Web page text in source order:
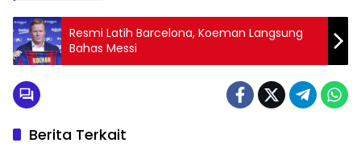
Resmi Latih Barcelona, Koeman Langsung
Bahas Messi
Berita Terkait